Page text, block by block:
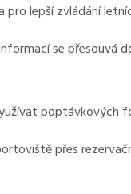
pro lepší zvládání
se přesouvá
poptávkových
přes